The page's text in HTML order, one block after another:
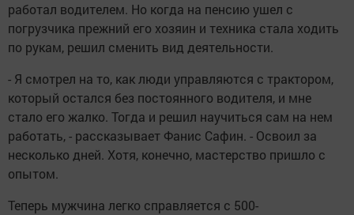
работал водителем. Но когда на пенсию ушел с
погрузчика прежний его хозяин и техника стала ходить
по рукам, решил сменить вид деятельности.
- Я смотрел на то, как люди управляются с трактором,
который остался без постоянного водителя, и мне
стало его жалко. Тогда и решил научиться сам на нем
работать, - рассказывает Фанис Сафин. - Освоил за
несколько дней. Хотя, конечно, мастерство пришло с
опытом.
Теперь мужчина легко справляется с 500-